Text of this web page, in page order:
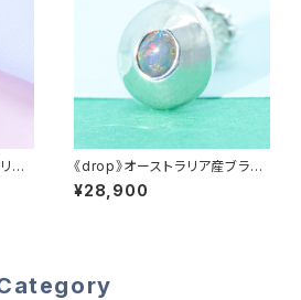
ス
《drop》オーストラリア産ブラッ
クオパール・ピアス
¥28,900